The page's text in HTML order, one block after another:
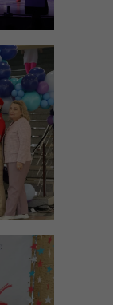
нашего